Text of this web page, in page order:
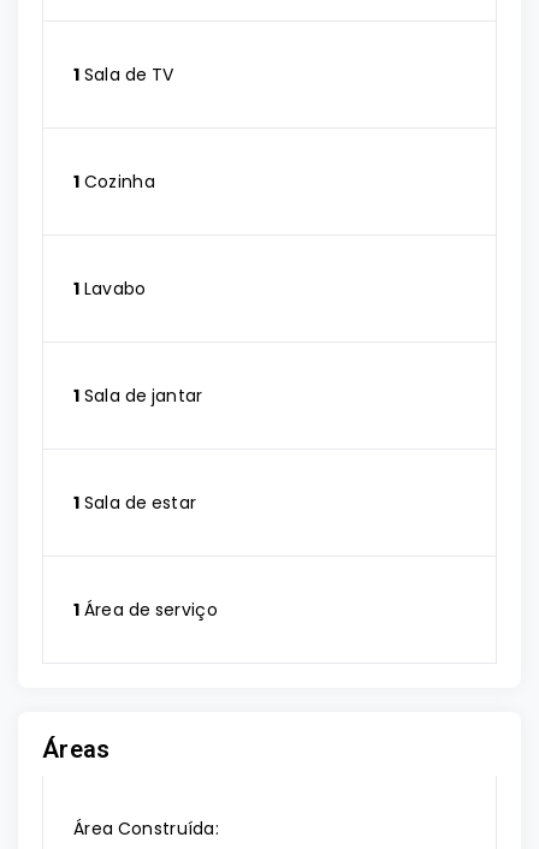
1 Sala de TV
1 Cozinha
1 Lavabo
1 Sala de jantar
1 Sala de estar
1 Área de serviço
Áreas
Área Construída: